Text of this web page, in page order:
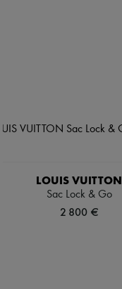
LOUIS VUITTON
Sac Lock & Go
2 800 €